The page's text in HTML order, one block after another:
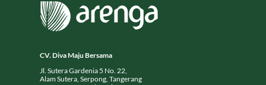
CV. Diva Maju Bersama
Jl. Sutera Gardenia 5 No. 22,
Alam Sutera, Serpong, Tangerang